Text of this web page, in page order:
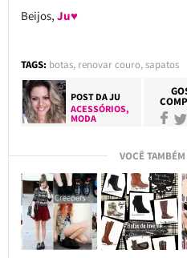
Beijos, Ju♥
TAGS: botas, renovar couro,sapatos
POST DAJU
ACESSÓRIOS,
MODA
VOCÊ